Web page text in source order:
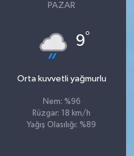
PAZAR
9°
Orta kuvvetli yağmurlu
Nem: %96
Rüzgar: 18 km/h
Yağış Olasılığı: %89